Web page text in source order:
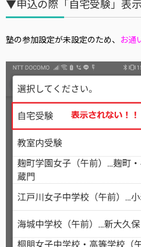
▼申込の際「自宅受験」表
塾の参加設定が未設定のため、 お通